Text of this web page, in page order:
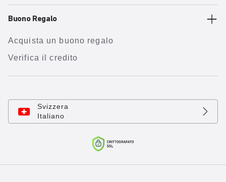
Buono Regalo
Acquista un buono regalo
Verifica il credito
Svizzera
Italiano